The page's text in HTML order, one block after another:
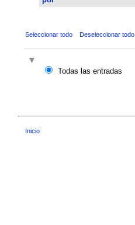
Seleccionar todo Deseleccionar todo
Todas las entradas
Inicio